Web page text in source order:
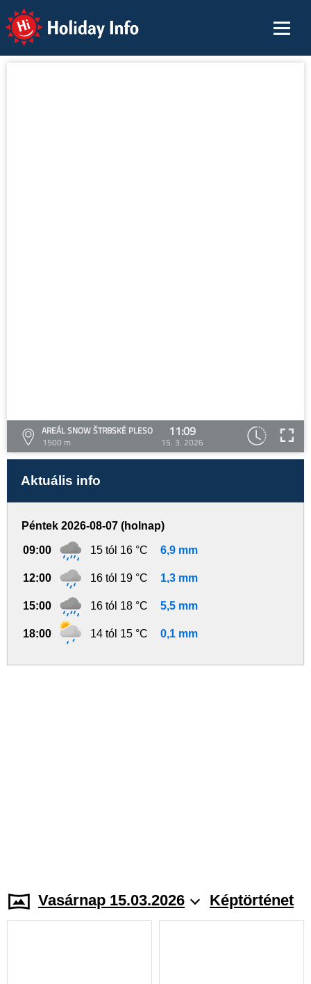
Holiday Info
AREÁL SNOW ŠTRBSKÉ PLESO
1500 m
11:09
15. 3. 2026
Aktuális info
Péntek 2026-08-07 (holnap)
09:00 15 tól 16 °C 6,9 mm
12:00 16 tól 19 °C 1,3 mm
15:00 16 tól 18 °C 5,5 mm
18:00 14 tól 15 °C 0,1 mm
Vasárnap 15.03.2026 Képtörténet